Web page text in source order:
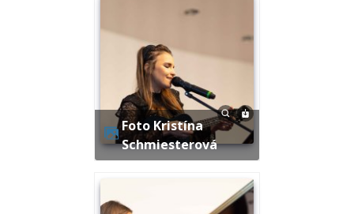
Foto Kristína
Schmiesterová